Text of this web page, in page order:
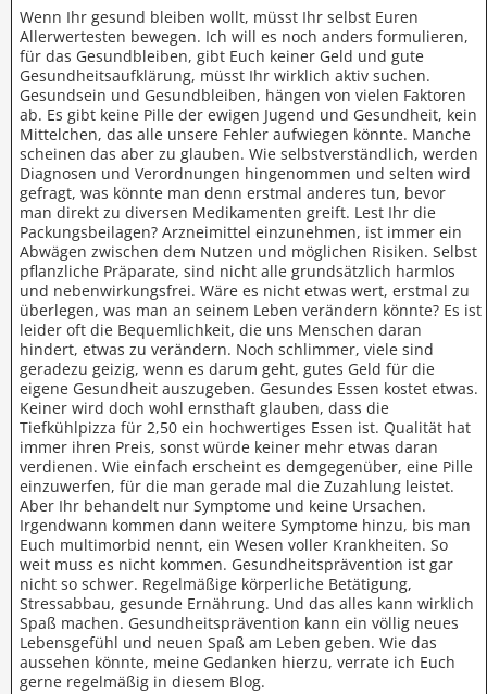
Wenn Ihr gesund bleiben wollt, müsst Ihr selbst Euren
Allerwertesten bewegen. Ich will es noch anders formulieren,
für das Gesundbleiben, gibt Euch keiner Geld und gute
Gesundheitsaufklärung, müsst Ihr wirklich aktiv suchen.
Gesundsein und Gesundbleiben, hängen von vielen Faktoren
ab. Es gibt keine Pille der ewigen Jugend und Gesundheit, kein
Mittelchen, das alle unsere Fehler aufwiegen könnte. Manche
scheinen das aber zu glauben. Wie selbstverständlich, werden
Diagnosen und Verordnungen hingenommen und selten wird
gefragt, was könnte man denn erstmal anderes tun, bevor
man direkt zu diversen Medikamenten greift. Lest Ihr die
Packungsbeilagen? Arzneimittel einzunehmen, ist immer ein
Abwägen zwischen dem Nutzen und möglichen Risiken. Selbst
pflanzliche Präparate, sind nicht alle grundsätzlich harmlos
und nebenwirkungsfrei. Wäre es nicht etwas wert, erstmal zu
überlegen, was man an seinem Leben verändern könnte? Es ist
leider oft die Bequemlichkeit, die uns Menschen daran
hindert, etwas zu verändern. Noch schlimmer, viele sind
geradezu geizig, wenn es darum geht, gutes Geld für die
eigene Gesundheit auszugeben. Gesundes Essen kostet etwas.
Keiner wird doch wohl ernsthaft glauben, dass die
Tiefkühlpizza für 2,50 ein hochwertiges Essen ist. Qualität hat
immer ihren Preis, sonst würde keiner mehr etwas daran
verdienen. Wie einfach erscheint es demgegenüber, eine Pille
einzuwerfen, für die man gerade mal die Zuzahlung leistet.
Aber Ihr behandelt nur Symptome und keine Ursachen.
Irgendwann kommen dann weitere Symptome hinzu, bis man
Euch multimorbid nennt, ein Wesen voller Krankheiten. So
weit muss es nicht kommen. Gesundheitsprävention ist gar
nicht so schwer. Regelmäßige körperliche Betätigung,
Stressabbau, gesunde Ernährung. Und das alles kann wirklich
Spaß machen. Gesundheitsprävention kann ein völlig neues
Lebensgefühl und neuen Spaß am Leben geben. Wie das
aussehen könnte, meine Gedanken hierzu, verrate ich Euch
gerne regelmäßig in diesem Blog.